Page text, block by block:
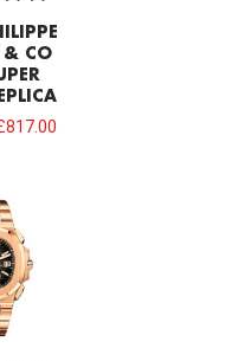
& CO
817.00